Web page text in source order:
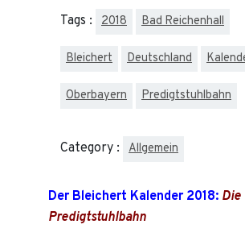
Tags : 2018 Bad Reichenhall
Bleichert Deutschland
Oberbayern Predigtstuhlbahn
Category : Allgemein
Der Bleichert Kalender 2018: Die
Predigtstuhlbahn